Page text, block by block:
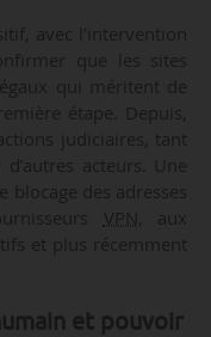
avec l’intervention
que les sites
qui méritent de
étape. Depuis,
judiciaires, tant
d’autres acteurs. Une
des adresses
VPN
, aux
et plus récemment
et pouvoir